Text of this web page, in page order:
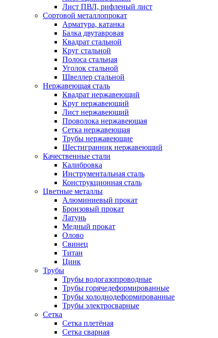
Лист ПВЛ, рифленый лист
Сортовой металлопрокат
Арматура, катанка
Балка двутавровая
Квадрат стальной
Круг стальной
Полоса стальная
Уголок стальной
Швеллер стальной
Нержавеющая сталь
Квадрат нержавеющий
Круг нержавеющий
Лист нержавеющий
Проволока нержавеющая
Сетка нержавеющая
Трубы нержавеющие
Шестигранник нержавеющий
Качественные стали
Калибровка
Инструментальная сталь
Конструкционная сталь
Цветные металлы
Алюминиевый прокат
Бронзовый прокат
Латунь
Медный прокат
Олово
Свинец
Титан
Цинк
Трубы
Трубы водогазопроводные
Трубы горячедеформированные
Трубы холоднодеформированные
Трубы электросварные
Сетка
Сетка плетёная
Сетка сварная